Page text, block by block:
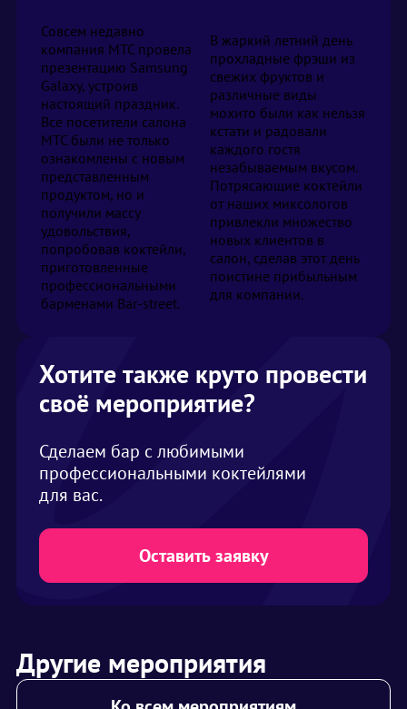
Совсем недавно
компания МТС провела
презентацию Samsung
Galaxy, устроив
настоящий праздник.
Все посетители салона
МТС были не только
ознакомлены с новым
представленным
продуктом, но и
получили массу
удовольствия,
попробовав коктейли,
приготовленные
профессиональными
барменами Bar-street.
В жаркий летний день
прохладные фрэши из
свежих фруктов и
различные виды
мохито были как нельзя
кстати и радовали
каждого гостя
незабываемым вкусом.
Потрясающие коктейли
от наших миксологов
привлекли множество
новых клиентов в
салон, сделав этот день
поистине прибыльным
для компании.
Хотите также круто провести
своё мероприятие?
Сделаем бар с любимыми
профессиональными коктейлями
для вас.
Оставить заявку
Другие мероприятия